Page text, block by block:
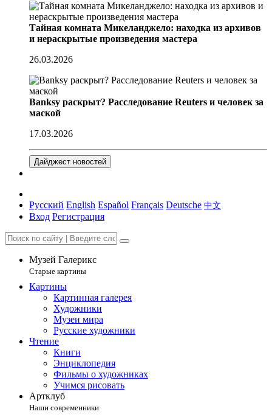
Тайная комната Микеланджело: находка из архивов
и нераскрытые произведения мастера
26.03.2026
Banksy раскрыт? Расследование Reuters и человек за
маской
17.03.2026
Дайджест новостей
Русский English Español Français Deutsche 中文
Вход Регистрация
Музей Галерикс
Старые картины
Картины
Картинная галерея
Художники
Музеи мира
Русские художники
Чтение
Книги
Энциклопедия
Фильмы о художниках
Учимся рисовать
Артклуб
Наши современники